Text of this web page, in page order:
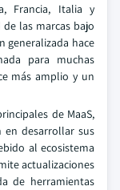
Francia, Italia y
las marcas bajo
generalizada hace
para muchas
más amplio y un
de MaaS,
en desarrollar sus
al ecosistema
actualizaciones
de herramientas